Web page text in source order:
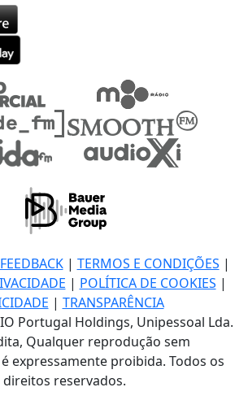
FEEDBACK| TERMOS E CONDIÇÕES |
| POLÍTICA DE COOKIES |
| TRANSPARÊNCIA
Portugal Holdings, Unipessoal Lda.
Qualquer reprodução sem
expressamente proibida. Todos os
direitos reservados.